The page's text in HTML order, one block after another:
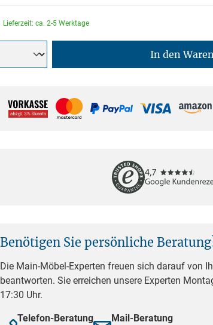
Lieferzeit: ca. 2-5 Werktage
In den
Benötigen Sie persönliche
Die Main-Möbel-Experten freuen sich darauf von
beantworten. Sie erreichen unsere Experten
17:30 Uhr.
Telefon-Beratung
Mail-Beratung